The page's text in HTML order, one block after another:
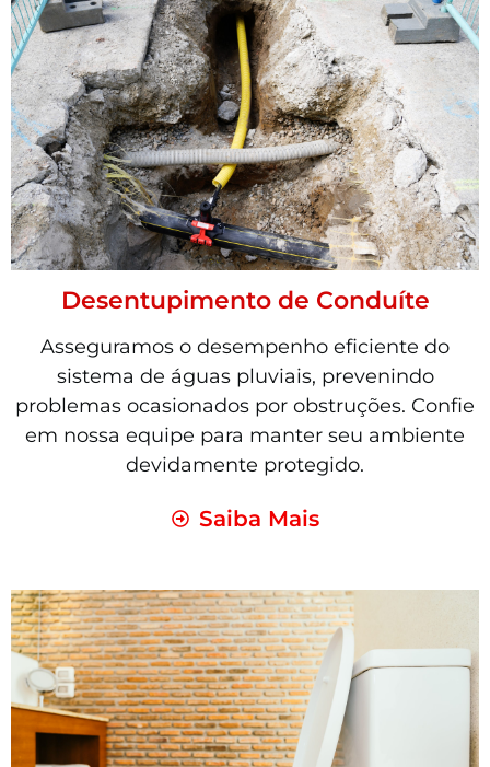
Desentupimento de Conduíte
Asseguramos o desempenho eficiente do
sistema de águas pluviais, prevenindo
problemas ocasionados por obstruções. Confie
em nossa equipe para manter seu ambiente
devidamente protegido.
Saiba Mais